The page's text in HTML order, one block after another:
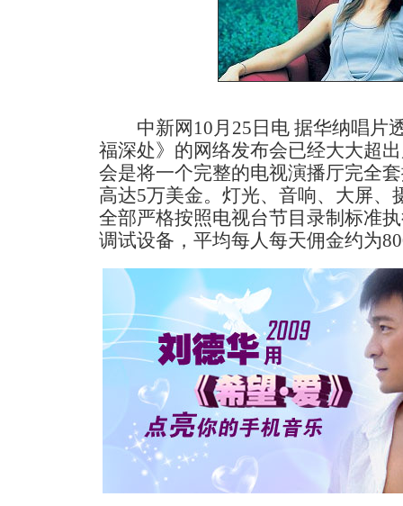
中新网10月25日电 据华纳唱片
福深处》的网络发布会已经大大超
会是将一个完整的电视演播厅完全
高达5万美金。灯光、音响、大屏、
全部严格按照电视台节目录制标准
调试设备，平均每人每天佣金约为